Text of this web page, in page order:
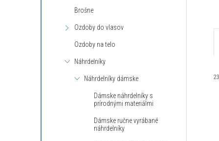
Brošne
Ozdoby do vlasov
Ozdoby na telo
Náhrdelníky
Náhrdelníky dámske
Dámske náhrdelníky s
prírodnými materiálmi
Dámske ručne vyrábané
náhrdelníky